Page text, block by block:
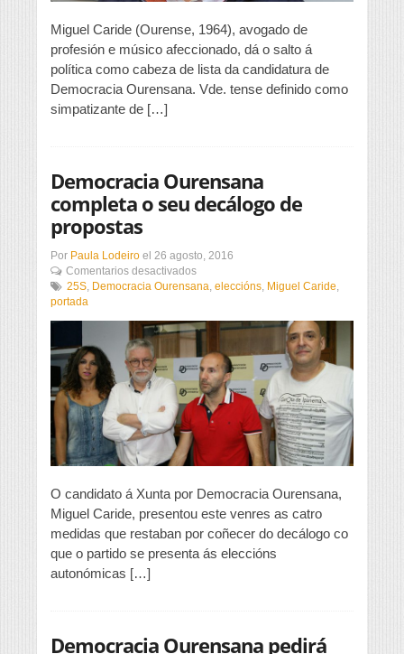
Miguel Caride (Ourense, 1964), avogado de
profesión e músico afeccionado, dá o salto á
política como cabeza de lista da candidatura de
Democracia Ourensana. Vde. tense definido como
simpatizante de […]
Democracia Ourensana
completa o seu decálogo de
propostas
Por Paula Lodeiro el 26 agosto, 2016
Comentarios desactivadosen
Democracia
o
decálogo
de
propostas
25S, Democracia Ourensana, eleccións, Miguel Caride,
portada
O candidato á Xunta por Democracia Ourensana,
Miguel Caride, presentou este venres as catro
medidas que restaban por coñecer do decálogo co
que o partido se presenta ás eleccións
autonómicas […]
Democracia Ourensana pedirá